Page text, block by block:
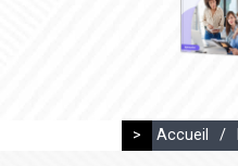
> Accueil /